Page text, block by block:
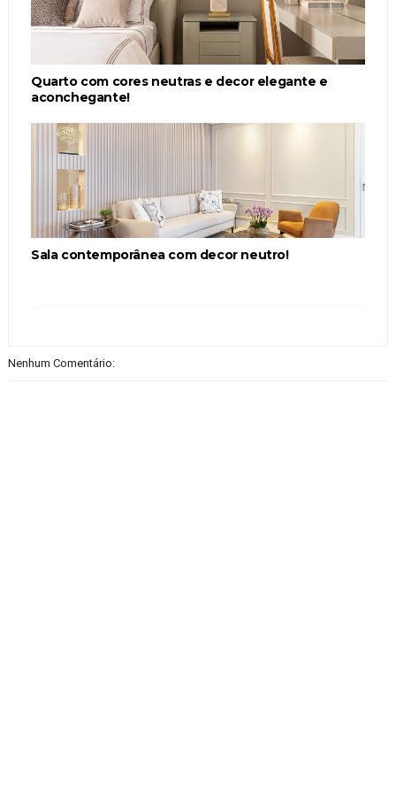
Quarto com cores neutras e decor elegante e
aconchegante!
Sala contemporânea com decor neutro!
Nenhum Comentário: